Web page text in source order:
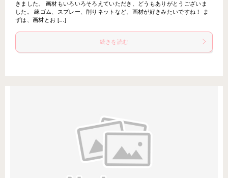
きました。 画材もいろいろそろえていただき、どうもありがとうございま
した。 練ゴム、スプレー、削りネットなど、画材が好きみたいですね！ ま
ずは、画材とお […]
続きを読む